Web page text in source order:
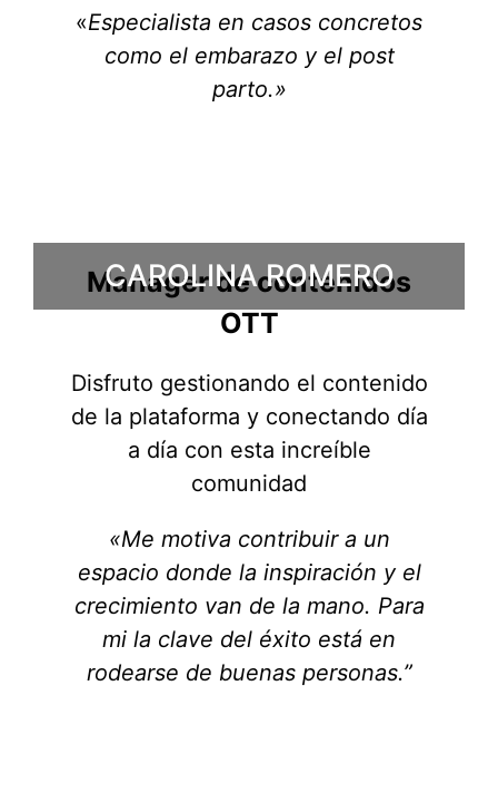
«Especialista en casos concretos
como el embarazo y el post
parto.»
CAROLINA ROMERO
Manager de contenidos
OTT
Disfruto gestionando el contenido
de la plataforma y conectando día
a día con esta increíble
comunidad
«Me motiva contribuir a un
espacio donde la inspiración y el
crecimiento van de la mano. Para
mi la clave del éxito está en
rodearse de buenas personas.”